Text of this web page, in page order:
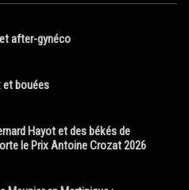
after-gynéco
bouées
Hayot et des békés de
le Prix Antoine Crozat 2026